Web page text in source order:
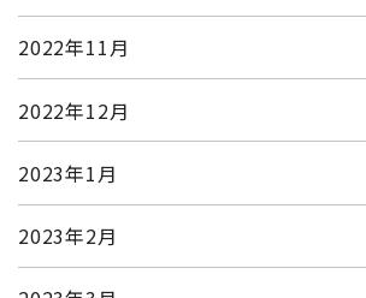
2022年11月
2022年12月
2023年1月
2023年2月